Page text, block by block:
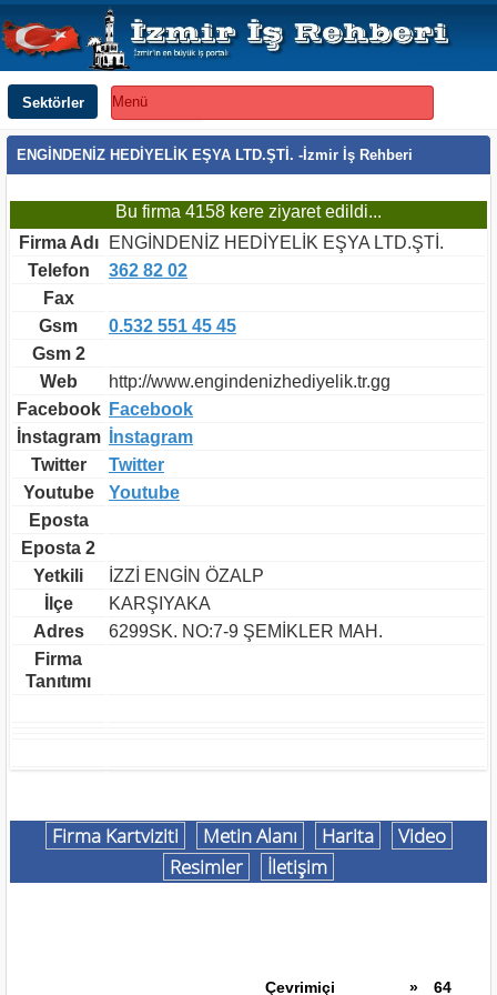
Sektörler Menü
ENGİNDENİZ HEDİYELİK EŞYA LTD.ŞTİ. -İzmir İş Rehberi
Bu firma 4158 kere ziyaret edildi...
Firma Adı
ENGİNDENİZ HEDİYELİK EŞYA LTD.ŞTİ.
Telefon
362 82 02
Fax
Gsm
0.532 551 45 45
Gsm 2
Web
http://www.engindenizhediyelik.tr.gg
Facebook Facebook
İnstagram
İnstagram
Twitter
Twitter
Youtube
Youtube
Eposta
Eposta 2
Yetkili
İZZİ ENGİN ÖZALP
İlçe
KARŞIYAKA
Adres
6299SK. NO:7-9 ŞEMİKLER MAH.
Firma
Tanıtımı
Firma Kartviziti Metin Alanı Harita
Video
Resimler
İletişim
Çevrimiçi » 64